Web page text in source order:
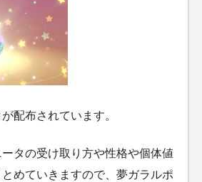
配布されています。
タの受け取り方や性格や個体値
めていきますので、夢ガラルポ